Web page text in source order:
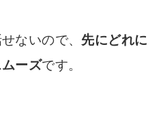
ないので、 先にどれに
ーズです。